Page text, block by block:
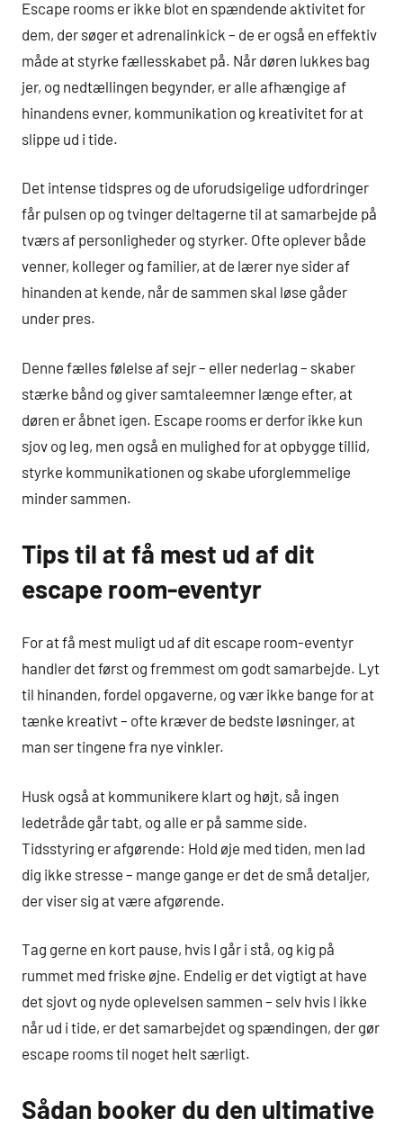
Escape rooms er ikke blot en spændende aktivitet for
dem, der søger et adrenalinkick – de er også en effektiv
måde at styrke fællesskabet på. Når døren lukkes bag
jer, og nedtællingen begynder, er alle afhængige af
hinandens evner, kommunikation og kreativitet for at
slippe ud i tide.
Det intense tidspres og de uforudsigelige udfordringer
får pulsen op og tvinger deltagerne til at samarbejde på
tværs af personligheder og styrker. Ofte oplever både
venner, kolleger og familier, at de lærer nye sider af
hinanden at kende, når de sammen skal løse gåder
under pres.
Denne fælles følelse af sejr – eller nederlag – skaber
stærke bånd og giver samtaleemner længe efter, at
døren er åbnet igen. Escape rooms er derfor ikke kun
sjov og leg, men også en mulighed for at opbygge tillid,
styrke kommunikationen og skabe uforglemmelige
minder sammen.
Tips til at få mest ud af dit
escape room-eventyr
For at få mest muligt ud af dit escape room-eventyr
handler det først og fremmest om godt samarbejde. Lyt
til hinanden, fordel opgaverne, og vær ikke bange for at
tænke kreativt – ofte kræver de bedste løsninger, at
man ser tingene fra nye vinkler.
Husk også at kommunikere klart og højt, så ingen
ledetråde går tabt, og alle er på samme side.
Tidsstyring er afgørende: Hold øje med tiden, men lad
dig ikke stresse – mange gange er det de små detaljer,
der viser sig at være afgørende.
Tag gerne en kort pause, hvis I går i stå, og kig på
rummet med friske øjne. Endelig er det vigtigt at have
det sjovt og nyde oplevelsen sammen – selv hvis I ikke
når ud i tide, er det samarbejdet og spændingen, der gør
escape rooms til noget helt særligt.
Sådan booker du den ultimative